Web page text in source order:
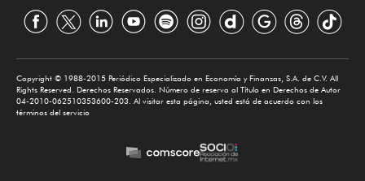
Copyright © 1988-2015 Periódico Especializado en Economía y Finanzas, S.A. de C.V. All
Rights Reserved. Derechos Reservados. Número de reserva al Título en Derechos de Autor
04-2010-062510353600-203. Al visitar esta página, usted está de acuerdo con los
términos del servicio